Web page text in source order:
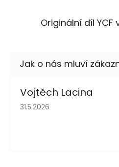
Originální díl
Vojtěch Lacina
Hodnocení obchodu je 5 z
31.5.2026